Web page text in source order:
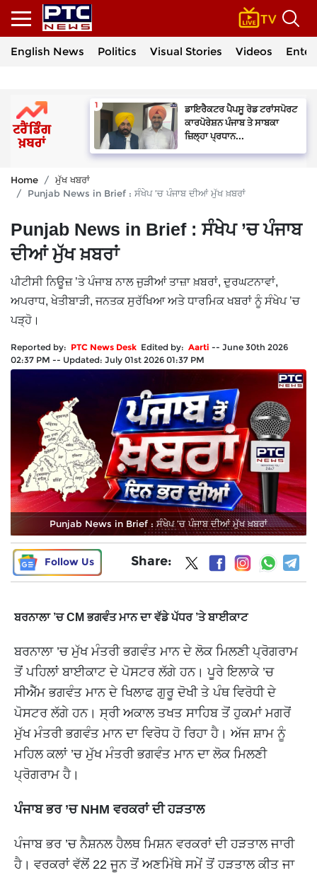
English News Politics Visual Stories Videos
ਡਾਇਰੈਕਟਰ ਪੈਪਸੂ ਰੋਡ ਟਰਾਂਸਪੋਰਟ
ਕਾਰਪੋਰੇਸ਼ਨ ਪੰਜਾਬ ਤੇ ਸਾਬਕਾ
ਜ਼ਿਲ੍ਹਾ ਪ੍ਰਧਾਨ...
Home
ਮੁੱਖ ਖਬਰਾਂ
Punjab News in Brief : ਸੰਖੇਪ ’ਚ ਪੰਜਾਬ ਦੀਆਂ ਮੁੱਖ ਖ਼ਬਰਾਂ
Punjab News in Brief : ਸੰਖੇਪ ’ਚ ਪੰਜਾਬ
ਦੀਆਂ ਮੁੱਖ ਖ਼ਬਰਾਂ
ਪੀਟੀਸੀ ਨਿਊਜ਼ ’ਤੇ ਪੰਜਾਬ ਨਾਲ ਜੁੜੀਆਂ ਤਾਜ਼ਾ ਖ਼ਬਰਾਂ, ਦੁਰਘਟਨਾਵਾਂ,
ਅਪਰਾਧ, ਖੇਤੀਬਾੜੀ, ਜਨਤਕ ਸੁਰੱਖਿਆ ਅਤੇ ਧਾਰਮਿਕ ਖਬਰਾਂ ਨੂੰ ਸੰਖੇਪ ’ਚ
ਪੜ੍ਹੋ।
Reported by: PTC News Desk Edited by: Aarti -- June 30th 2026
02:37 PM -- Updated: July 01st 2026 01:37 PM
Punjab News in Brief : ਸੰਖੇਪ ’ਚ ਪੰਜਾਬ ਦੀਆਂ ਮੁੱਖ ਖ਼ਬਰਾਂ
Follow Us Share:
ਬਰਨਾਲਾ ’ਚ CM ਭਗਵੰਤ ਮਾਨ ਦਾ ਵੱਡੇ ਪੱਧਰ ’ਤੇ ਬਾਈਕਾਟ
ਬਰਨਾਲਾ ’ਚ ਮੁੱਖ ਮੰਤਰੀ ਭਗਵੰਤ ਮਾਨ ਦੇ ਲੋਕ ਮਿਲਣੀ ਪ੍ਰੋਗਰਾਮ
ਤੋਂ ਪਹਿਲਾਂ ਬਾਈਕਾਟ ਦੇ ਪੋਸਟਰ ਲੱਗੇ ਹਨ। ਪੂਰੇ ਇਲਾਕੇ ’ਚ
ਸੀਐੱਮ ਭਗਵੰਤ ਮਾਨ ਦੇ ਖਿਲਾਫ ਗੁਰੂ ਦੋਖੀ ਤੇ ਪੰਥ ਵਿਰੋਧੀ ਦੇ
ਪੋਸਟਰ ਲੱਗੇ ਹਨ। ਸ੍ਰੀ ਅਕਾਲ ਤਖਤ ਸਾਹਿਬ ਤੋਂ ਹੁਕਮਾਂ ਮਗਰੋਂ
ਮੁੱਖ ਮੰਤਰੀ ਭਗਵੰਤ ਮਾਨ ਦਾ ਵਿਰੋਧ ਹੋ ਰਿਹਾ ਹੈ। ਅੱਜ ਸ਼ਾਮ ਨੂੰ
ਮਹਿਲ ਕਲਾਂ ’ਚ ਮੁੱਖ ਮੰਤਰੀ ਭਗਵੰਤ ਮਾਨ ਦਾ ਲੋਕ ਮਿਲਣੀ
ਪ੍ਰੋਗਰਾਮ ਹੈ।
ਪੰਜਾਬ ਭਰ ’ਚ NHM ਵਰਕਰਾਂ ਦੀ ਹੜਤਾਲ
ਪੰਜਾਬ ਭਰ ’ਚ ਨੈਸ਼ਨਲ ਹੈਲਥ ਮਿਸ਼ਨ ਵਰਕਰਾਂ ਦੀ ਹੜਤਾਲ ਜਾਰੀ
ਹੈ। ਵਰਕਰਾਂ ਵੱਲੋਂ 22 ਜੂਨ ਤੋਂ ਅਣਮਿੱਥੇ ਸਮੇਂ ਤੋਂ ਹੜਤਾਲ ਕੀਤ ਜਾ